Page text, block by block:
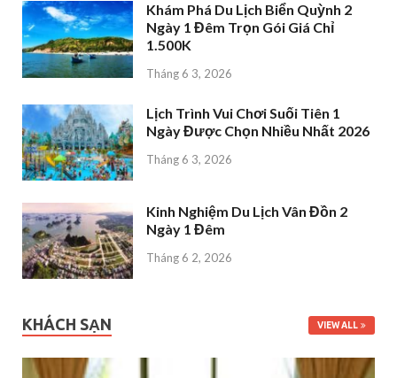
Khám Phá Du Lịch Biển Quỳnh 2
Ngày 1 Đêm Trọn Gói Giá Chỉ
1.500K
Tháng 6 3, 2026
Lịch Trình Vui Chơi Suối Tiên 1
Ngày Được Chọn Nhiều Nhất 2026
Tháng 6 3, 2026
Kinh Nghiệm Du Lịch Vân Đồn 2
Ngày 1 Đêm
Tháng 6 2, 2026
KHÁCH SẠN VIEW ALL